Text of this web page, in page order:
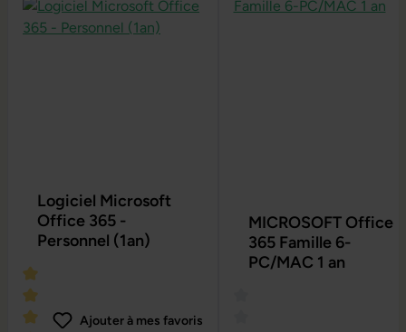
Logiciel Microsoft
Office 365 -
Personnel (1an)
Ajouter à mes favoris
MICROSOFT Office
365 Famille 6-
PC/MAC 1 an